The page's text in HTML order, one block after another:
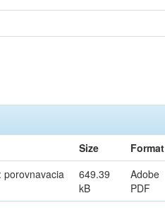
Size
Format
porovnavacia
649.39
kB
Adobe
PDF